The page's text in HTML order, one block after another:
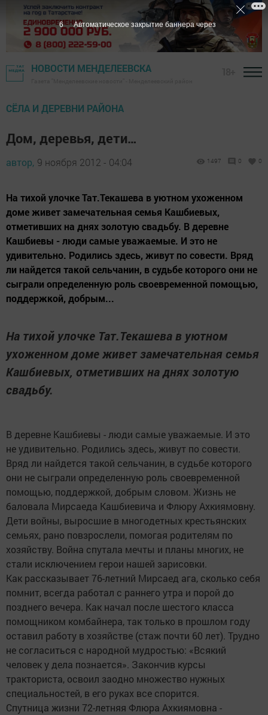
НОВОСТИ МЕНДЕЛЕЕВСКА
СЁЛА И ДЕРЕВНИ РАЙОНА
Дом, деревья, дети…
автор, 9 ноября 2012 - 04:04 1497 0 0
На тихой улочке Тат.Текашева в уютном ухоженном
доме живет замечательная семья Кашбиевых,
отметивших на днях золотую свадьбу. В деревне
Кашбиевы - люди самые уважаемые. И это не
удивительно. Родились здесь, живут по совести. Вряд
ли найдется такой сельчанин, в судьбе которого они не
сыграли определенную роль своевременной помощью,
поддержкой, добрым...
На тихой улочке Тат.Текашева в уютном
ухоженном доме живет замечательная семья
Кашбиевых, отметивших на днях золотую
свадьбу.
В деревне Кашбиевы - люди самые уважаемые. И это
не удивительно. Родились здесь, живут по совести.
Вряд ли найдется такой сельчанин, в судьбе которого
они не сыграли определенную роль своевременной
помощью, поддержкой, добрым словом. Жизнь не
баловала Мирсаеда Кашбиевича и Флюру Ахкиямовну.
Дети войны, выросшие в многодетных крестьянских
семьях, рано повзрослели, помогая родителям по
хозяйству. Война спутала мечты и планы многих, не
стали исключением герои нашей зарисовки.
Как рассказывает 76-летний Мирсаед ага, сколько себя
помнит, всегда работал с раннего утра и порой до
позднего вечера. Как начал после шестого класса
помощником комбайнера, так только в прошлом году
оставил работу в хозяйстве (стаж почти 60 лет). Трудно
не согласиться с народной мудростью: «Всякий
человек у дела познается». Закончив курсы
тракториста, освоил заодно множество нужных
специальностей, в его руках все спорится.
Спутница жизни 72-летняя Флюра Ахкиямовна -
5 Автоматическое закрытие баннера через